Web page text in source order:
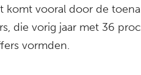
komt vooral door de
die vorig jaar met 36
vormden.